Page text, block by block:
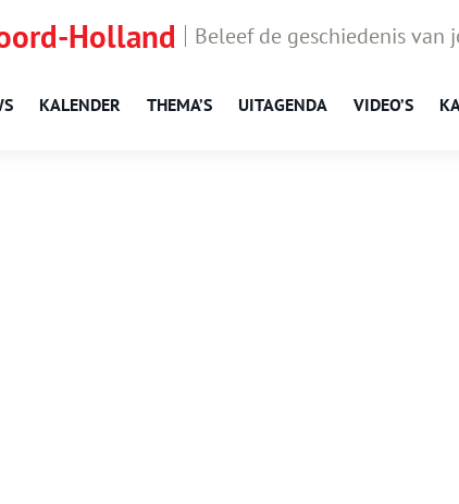
Holland Beleef de geschiedenis van
KALENDER THEMA’S UITAGENDA VIDEO’S